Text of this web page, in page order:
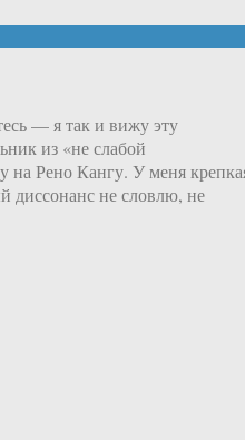
— я так и вижу эту
из «не слабой
на Рено Кангу. У меня
диссонанс не словлю, не